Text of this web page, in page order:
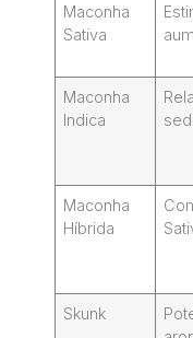
Maconha
Sativa
Maconha
Indica
Maconha
Híbrida
Skunk